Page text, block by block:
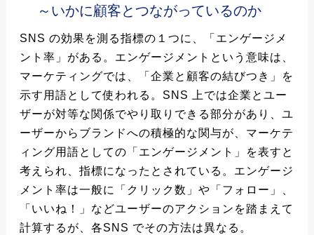
～いかに顧客とつながっているのか
SNS の効果を測る指標の１つに、「エンゲージメ
ント率」がある。エンゲージメントという意味は、
マーケティングでは、「企業と顧客の結びつき」を
示す用語として使われる。SNS 上では企業とユー
ザーが対等な関係でやり取りできる部分があり、ユ
ーザーからブランドへの積極的な関与が、マーケテ
ィング用語としての「エンゲージメント」を表すと
考えられ、指標になったとされている。エンゲージ
メント率は一般に「クリック数」や「フォロー」、
「いいね！」などユーザーのアクションを踏まえて
計算するが、各SNS でその方法は異なる。